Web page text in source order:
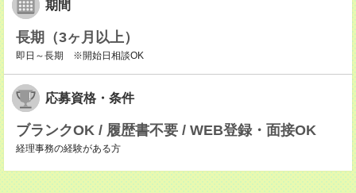
期間
長期（3ヶ月以上）
即日～長期 ※開始日相談OK
応募資格・条件
ブランクOK / 履歴書不要 / WEB登録・面接OK
経理事務の経験がある方